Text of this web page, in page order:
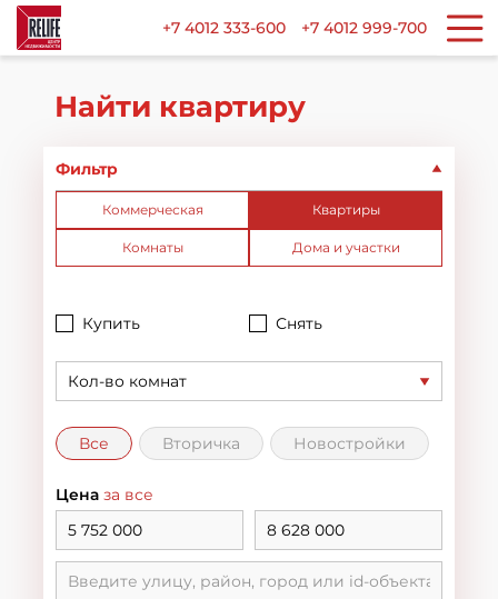
+7 4012 333-600 +7 4012 999-700
Найти квартиру
Фильтр
Коммерческая Квартиры
Комнаты Дома и участки
Купить Снять
Кол-во комнат
Все Вторичка Новостройки
Цена за все